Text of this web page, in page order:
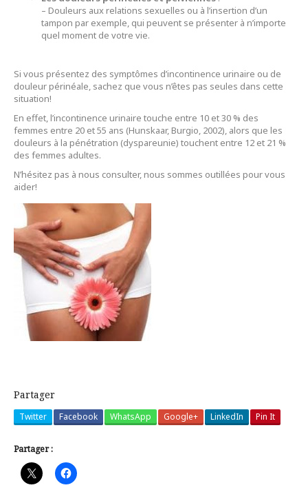
– Douleurs aux relations sexuelles ou à l’insertion d’un
tampon par exemple, qui peuvent se présenter à n’importe
quel moment de votre vie.
Si vous présentez des symptômes d’incontinence urinaire ou de
douleur périnéale, sachez que vous n’êtes pas seules dans cette
situation!
En effet, l’incontinence urinaire touche entre 10 et 30 % des
femmes entre 20 et 55 ans (Hunskaar, Burgio, 2002), alors que les
douleurs à la pénétration (dyspareunie) touchent entre 12 et 21 %
des femmes adultes.
N’hésitez pas à nous consulter, nous sommes outillées pour vous
aider!
Partager
Twitter Facebook WhatsApp Google+ LinkedIn Pin It
Partager :